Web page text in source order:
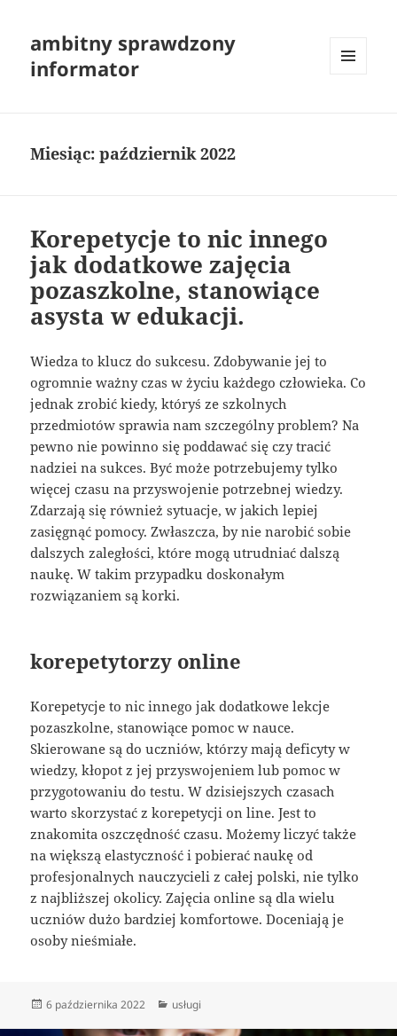
ambitny sprawdzony
informator
Miesiąc:październik 2022
Korepetycje to nic innego
jak dodatkowe zajęcia
pozaszkolne, stanowiące
asysta w edukacji.
Wiedza to klucz do sukcesu. Zdobywanie jej to
ogromnie ważny czas w życiu każdego człowieka. Co
jednak zrobić kiedy, któryś ze szkolnych
przedmiotów sprawia nam szczególny problem? Na
pewno nie powinno się poddawać się czy tracić
nadziei na sukces. Być może potrzebujemy tylko
więcej czasu na przyswojenie potrzebnej wiedzy.
Zdarzają się również sytuacje, w jakich lepiej
zasięgnąć pomocy. Zwłaszcza, by nie narobić sobie
dalszych zaległości, które mogą utrudniać dalszą
naukę. W takim przypadku doskonałym
rozwiązaniem są korki.
korepetytorzy online
Korepetycje to nic innego jak dodatkowe lekcje
pozaszkolne, stanowiące pomoc w nauce.
Skierowane są do uczniów, którzy mają deficyty w
wiedzy, kłopot z jej przyswojeniem lub pomoc w
przygotowaniu do testu. W dzisiejszych czasach
warto skorzystać z korepetycji on line. Jest to
znakomita oszczędność czasu. Możemy liczyć także
na większą elastyczność i pobierać naukę od
profesjonalnych nauczycieli z całej polski, nie tylko
z najbliższej okolicy. Zajęcia online są dla wielu
uczniów dużo bardziej komfortowe. Doceniają je
osoby nieśmiałe.
Data
6 października 2022 Kategorie
usługi